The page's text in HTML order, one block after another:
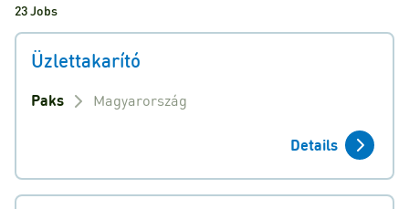
23 Jobs
Üzlettakarító
Paks Magyarország
Details